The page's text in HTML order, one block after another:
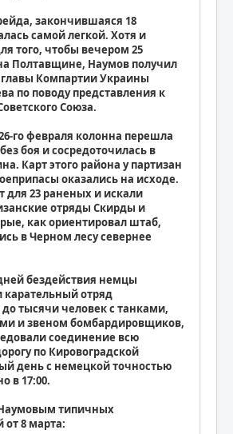
закончившаяся 18
самой легкой. Хотя и
того, чтобы вечером 25
Полтавщине, Наумов получил
Компартии Украины
по поводу представления к
Союза.
го февраля колонна перешла
боя и сосредоточилась в
Карт этого района у партизан
оказались на исходе.
для 23 раненых и искали
отряды Скирды и
как ориентировал штаб,
в Черном лесу севернее
бездействия немцы
отряд
тысячи человек с танками,
и звеном бомбардировщиков,
соединение всю
по Кировоградской
день с немецкой точностью
в 17:00.
типичных
от 8 марта: